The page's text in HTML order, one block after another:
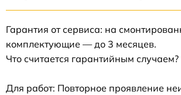
Гарантия от сервиса: на
комплектующие — до 3 месяцев.
Что считается гарантийным случаем?
Для работ: Повторное проявление